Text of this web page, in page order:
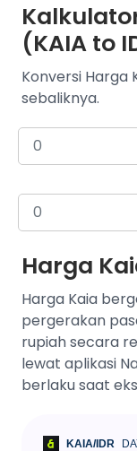
(KAIA to
Konversi Harga
sebaliknya.
Harga
Harga Kaia
pergerakan
rupiah secara
lewat aplikasi
berlaku saat
KAIA/IDR